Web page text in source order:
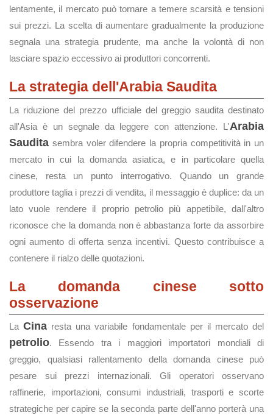
lentamente, il mercato può tornare a temere scarsità e tensioni
sui prezzi. La scelta di aumentare gradualmente la produzione
segnala una strategia prudente, ma anche la volontà di non
lasciare spazio eccessivo ai produttori concorrenti.
La strategia dell'Arabia Saudita
La riduzione del prezzo ufficiale del greggio saudita destinato
all'Asia è un segnale da leggere con attenzione. L'Arabia
Saudita sembra voler difendere la propria competitività in un
mercato in cui la domanda asiatica, e in particolare quella
cinese, resta un punto interrogativo. Quando un grande
produttore taglia i prezzi di vendita, il messaggio è duplice: da un
lato vuole rendere il proprio petrolio più appetibile, dall'altro
riconosce che la domanda non è abbastanza forte da assorbire
ogni aumento di offerta senza incentivi. Questo contribuisce a
contenere il rialzo delle quotazioni.
La domanda cinese sotto
osservazione
LaCina resta una variabile fondamentale per il mercato del
petrolio. Essendo tra i maggiori importatori mondiali di
greggio, qualsiasi rallentamento della domanda cinese può
pesare sui prezzi internazionali. Gli operatori osservano
raffinerie, importazioni, consumi industriali, trasporti e scorte
strategiche per capire se la seconda parte dell'anno porterà una